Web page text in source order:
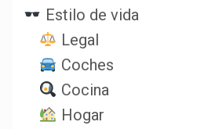
Estilo de vida
Legal
Coches
Cocina
Hogar